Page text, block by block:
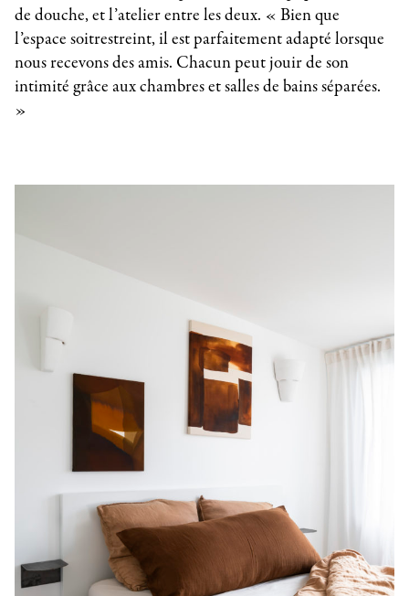
de douche, et l’atelier entre les deux. « Bien que
l’espace soitrestreint, il est parfaitement adapté lorsque
nous recevons des amis. Chacun peut jouir de son
intimité grâce aux chambres et salles de bains séparées.
»